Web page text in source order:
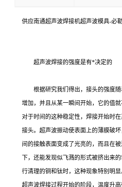
供应南通超声波焊接机超声波模具-必
超声波焊接的强度是有*决定的
根据研究我们得出，接头的强度随
增加，并且从某一瞬间开始，它的值
对于时间的这种稳定性，焊接开始时
接头。超声波振动使表面上的薄膜破
间的接触表面变成了光亮的，而且在
下，还能发现似飞溅的形式被挤出来
行清理的铜和钛时，这种现象特别明
超声波焊接过程开始的阶段，温度升